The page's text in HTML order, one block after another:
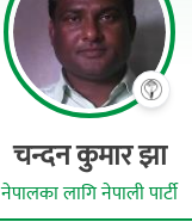
चन्दन कुमार झा
नेपालका लागि नेपाली पार्टी